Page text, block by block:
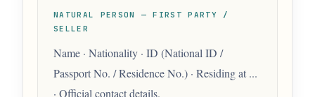
NATURAL PERSON — FIRST PARTY /
SELLER
Name · Nationality · ID (National ID /
Passport No. / Residence No.) · Residing at ...
· Official contact details.